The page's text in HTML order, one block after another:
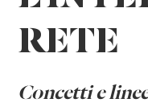
RETE
Concetti e